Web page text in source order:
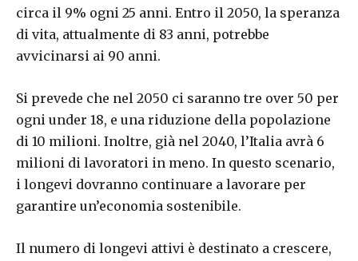
circa il 9% ogni 25 anni. Entro il 2050, la speranza
di vita, attualmente di 83 anni, potrebbe
avvicinarsi ai 90 anni.
Si prevede che nel 2050 ci saranno tre over 50 per
ogni under 18, e una riduzione della popolazione
di 10 milioni. Inoltre, già nel 2040, l’Italia avrà 6
milioni di lavoratori in meno. In questo scenario,
i longevi dovranno continuare a lavorare per
garantire un’economia sostenibile.
Il numero di longevi attivi è destinato a crescere,